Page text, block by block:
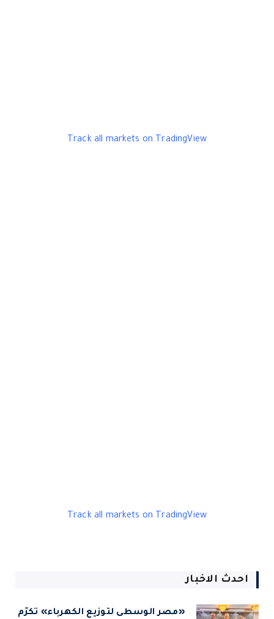
Track all markets on TradingView
Track all markets on TradingView
احدث الاخبار
«مصر الوسطى لتوزيع الكهرباء» تكرّم